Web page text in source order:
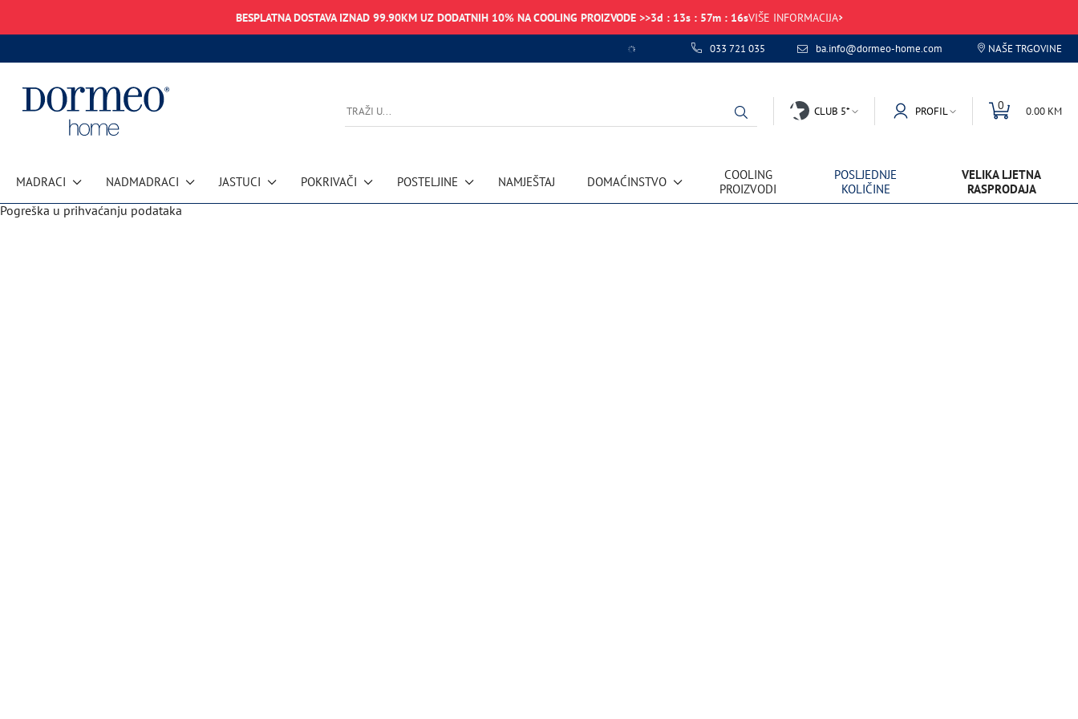
BESPLATNA DOSTAVA IZNAD 99.90KM UZ DODATNIH 10% NA COOLING PROIZVODE >>3d : 13s : 57m : 16sVIŠE INFORMACIJA
033 721 035 ba.info@dormeo-home.com NAŠE TRGOVINE
CLUB 5* PROFIL 0 0.00 KM
MADRACI NADMADRACI JASTUCI POKRIVAČI POSTELJINE NAMJEŠTAJ DOMAĆINSTVO
COOLING
PROIZVODI
POSLJEDNJE
KOLIČINE
VELIKA LJETNA
RASPRODAJA
Pogreška u prihvaćanju podataka